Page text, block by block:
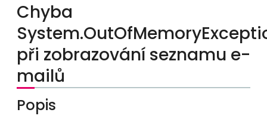
Chyba
při zobrazování seznamu e-
mailů
Popis